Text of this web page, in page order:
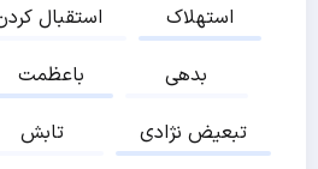
استقبال
استهلاک
باعظمت
بدهی
تابش تبعیض نژادی